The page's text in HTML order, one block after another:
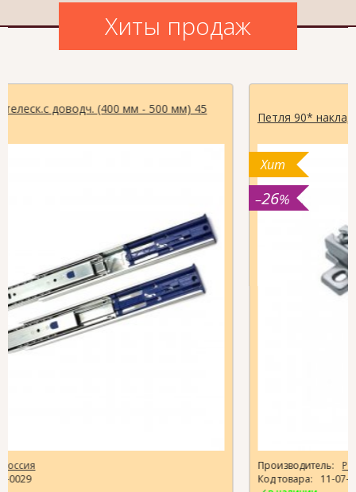
Хиты продаж
Петля 90* накладная
Производитель:
Код товара: